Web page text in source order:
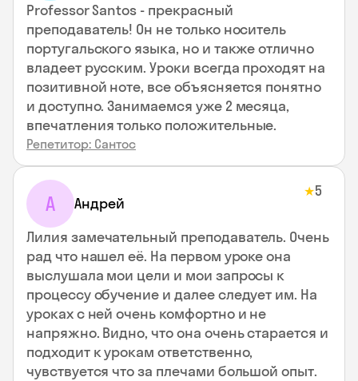
Professor Santos - прекрасный
преподаватель! Он не только носитель
португальского языка, но и также отлично
владеет русским. Уроки всегда проходят на
позитивной ноте, все объясняется понятно
и доступно. Занимаемся уже 2 месяца,
впечатления только положительные.
Репетитор: Сантос
А Андрей
★5
Лилия замечательный преподаватель. Очень
рад что нашел её. На первом уроке она
выслушала мои цели и мои запросы к
процессу обучение и далее следует им. На
уроках с ней очень комфортно и не
напряжно. Видно, что она очень старается и
подходит к урокам ответственно,
чувствуется что за плечами большой опыт.